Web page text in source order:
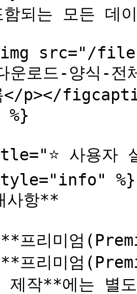
함되는 모든 데
src="/
운로드-양식-
</p></
%}
사용자
%}
사항**
프리미엄
프리미엄
제작**에는 별